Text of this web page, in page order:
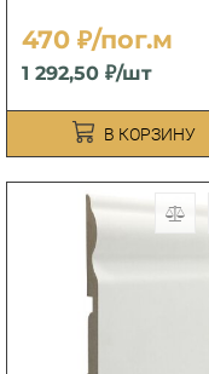
470 ₽/пог.м
1 292,50 ₽/шт
В КОРЗИНУ